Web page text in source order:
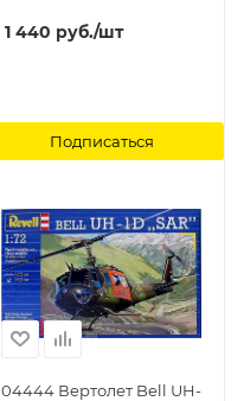
1 440 руб./шт
Подписаться
04444 Вертолет Bell UH-